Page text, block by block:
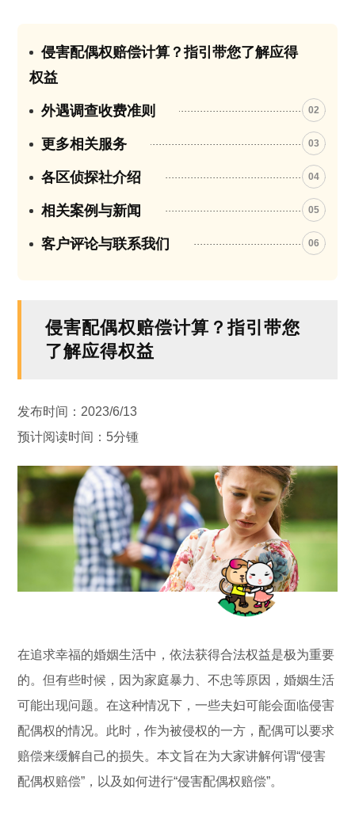
侵害配偶权赔偿计算？指引带您了解应得
权益
外遇调查收费准则 02
更多相关服务 03
各区侦探社介绍 04
相关案例与新闻 05
客户评论与联系我们 06
侵害配偶权赔偿计算？指引带您
了解应得权益
发布时间：2023/6/13
预计阅读时间：5分锺
在追求幸福的婚姻生活中，依法获得合法权益是极为重要
的。但有些时候，因为家庭暴力、不忠等原因，婚姻生活
可能出现问题。在这种情况下，一些夫妇可能会面临侵害
配偶权的情况。此时，作为被侵权的一方，配偶可以要求
赔偿来缓解自己的损失。本文旨在为大家讲解何谓“侵害
配偶权赔偿”，以及如何进行“侵害配偶权赔偿”。